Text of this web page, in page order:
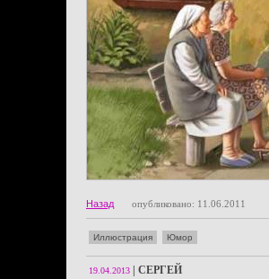
Назад опубликовано: 11.06.2011
Иллюстрация Юмор
19.04.2013
СЕРГЕЙ